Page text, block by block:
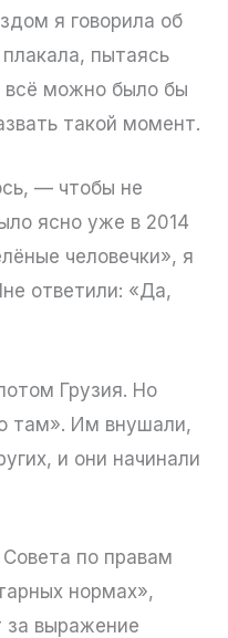
я говорила об
пытаясь
всё можно было бы
такой момент.
— чтобы не
ясно уже в 2014
человечки», я
ответили: «Да,
Грузия. Но
там». Им внушали,
и они начинали
по правам
нормах»,
выражение